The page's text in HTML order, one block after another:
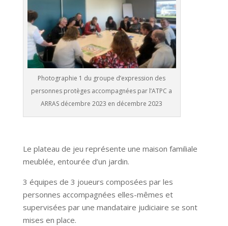
Photographie 1 du groupe d’expression des
personnes protèges accompagnées par l’ATPC a
ARRAS décembre 2023 en décembre 2023
Le plateau de jeu représente une maison familiale
meublée, entourée d’un jardin.
3 équipes de 3 joueurs composées par les
personnes accompagnées elles-mêmes et
supervisées par une mandataire judiciaire se sont
mises en place.